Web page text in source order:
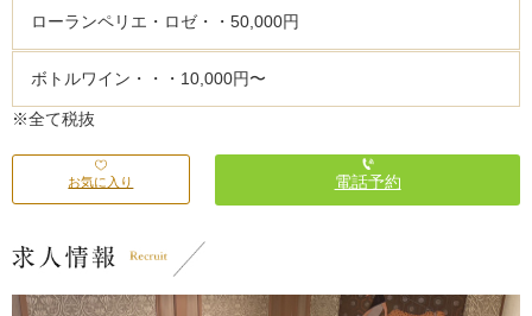
ローランペリエ・ロゼ・・50,000円
ボトルワイン・・・10,000円〜
※全て税抜
お気に入り 電話予約